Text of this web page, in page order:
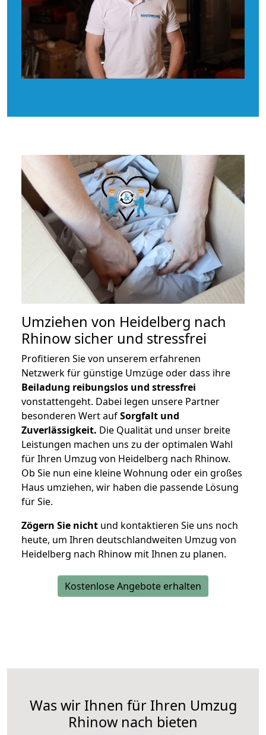
Umziehen von Heidelberg nach
Rhinow sicher und stressfrei
Profitieren Sie von unserem erfahrenen
Netzwerk für günstige Umzüge oder dass ihre
Beiladung reibungslos und stressfrei
vonstattengeht. Dabei legen unsere Partner
besonderen Wert aufSorgfalt und
Zuverlässigkeit. Die Qualität und unser breite
Leistungen machen uns zu der optimalen Wahl
für Ihren Umzug von Heidelberg nach Rhinow.
Ob Sie nun eine kleine Wohnung oder ein großes
Haus umziehen, wir haben die passende Lösung
für Sie.
Zögern Sie nicht und kontaktieren Sie uns noch
heute, um Ihren deutschlandweiten Umzug von
Heidelberg nach Rhinow mit Ihnen zu planen.
Kostenlose Angebote erhalten
Was wir Ihnen für Ihren Umzug
Rhinow nach bieten